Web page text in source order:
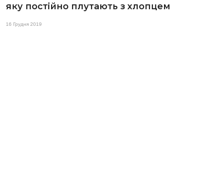
яку постійно плутають з хлопцем
16 Грудня 2019